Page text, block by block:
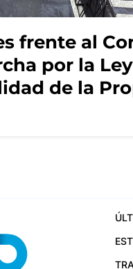
frente al
por la
de la